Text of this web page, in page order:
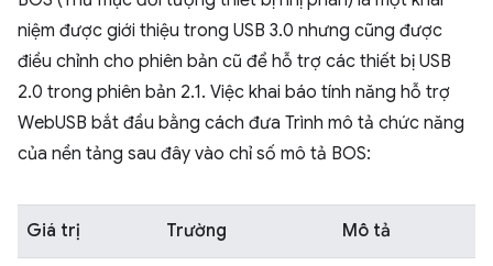
niệm được giới thiệu trong USB 3.0 nhưng cũng được
điều chỉnh cho phiên bản cũ để hỗ trợ các thiết bị USB
2.0 trong phiên bản 2.1. Việc khai báo tính năng hỗ trợ
WebUSB bắt đầu bằng cách đưa Trình mô tả chức năng
của nền tảng sau đây vào chỉ số mô tả BOS:
Giá trị Trường Mô tả